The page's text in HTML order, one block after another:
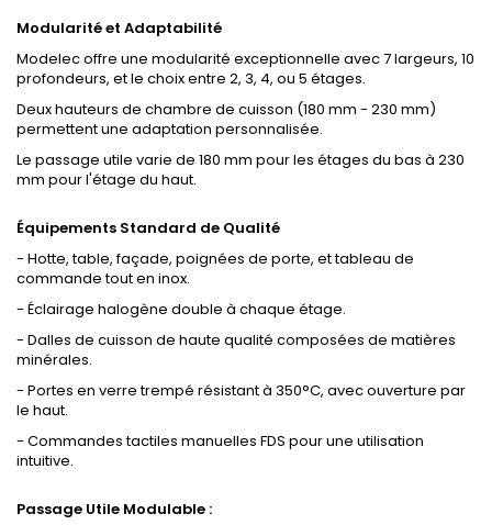
Modularité et Adaptabilité
Modelec offre une modularité exceptionnelle avec 7 largeurs, 10
profondeurs, et le choix entre 2, 3, 4, ou 5 étages.
Deux hauteurs de chambre de cuisson (180 mm - 230 mm)
permettent une adaptation personnalisée.
Le passage utile varie de 180 mm pour les étages du bas à 230
mm pour l'étage du haut.
Équipements Standard de Qualité
- Hotte, table, façade, poignées de porte, et tableau de
commande tout en inox.
- Éclairage halogène double à chaque étage.
- Dalles de cuisson de haute qualité composées de matières
minérales.
- Portes en verre trempé résistant à 350°C, avec ouverture par
le haut.
- Commandes tactiles manuelles FDS pour une utilisation
intuitive.
Passage Utile Modulable :